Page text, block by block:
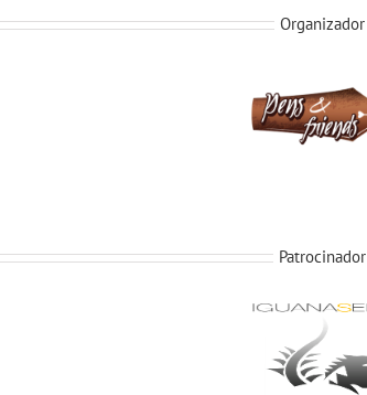
Organizador
Patrocinador